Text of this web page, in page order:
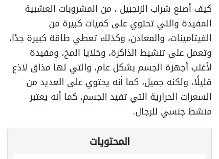
كيف أصنع شراب الزنجبيل ، من المشروبات العشبية
المفيدة والتي تحتوي على كميات كبيرة من
الفيتامينات، والمعادن، وكذلك تعطي طاقة كبيرة جدًا،
وتعمل على تنشيط الذاكرة، وخلايا المخ، ومفيدة
لأغلب أجهزة الجسم بشكل عام، والتي لها مذاق لاذع
قليلًا، ولكنه جميل، كما أنه يحتوي على العديد من
السعرات الحرارية التي تفيد الجسم، كما أنه يعتبر
منشط جنسي للرجال.
المحتويات